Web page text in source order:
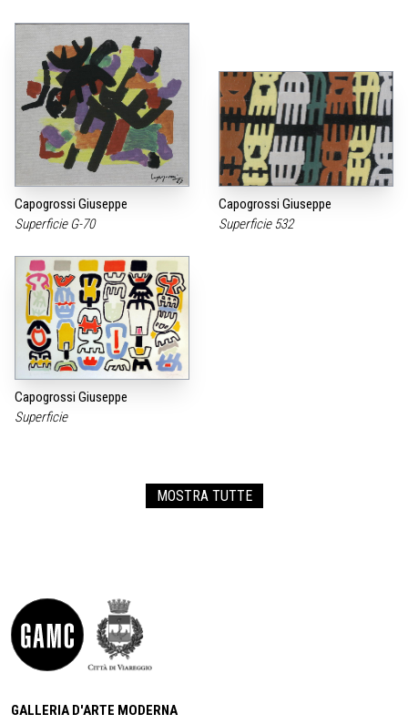
Capogrossi Giuseppe
Superficie G-70
Capogrossi Giuseppe
Superficie 532
Capogrossi Giuseppe
Superficie
MOSTRA TUTTE
GALLERIA D'ARTE MODERNA